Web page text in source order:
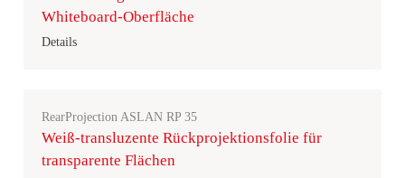
Whiteboard-Oberfläche
Details
RearProjection ASLAN RP 35
Weiß-transluzente Rückprojektionsfolie für
transparente Flächen